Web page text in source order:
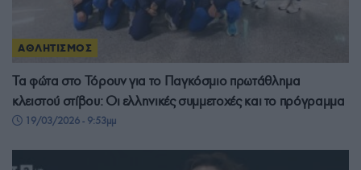
ΑΘΛΗΤΙΣΜΟΣ
Τα φώτα στο Τόρουν για το Παγκόσμιο πρωτάθλημα
κλειστού στίβου: Οι ελληνικές συμμετοχές και το πρόγραμμα
19/03/2026 - 9:53μμ